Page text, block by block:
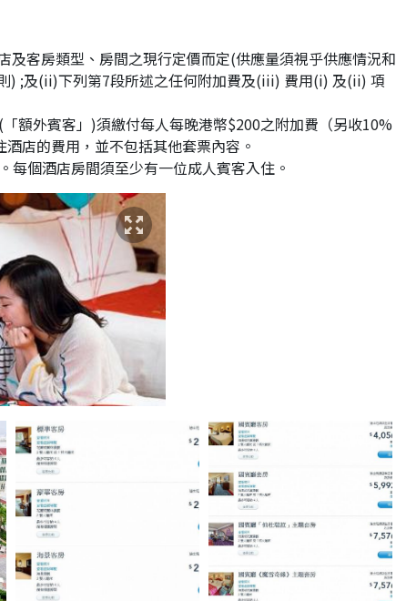
及客房類型、房間之現行定價而定(供應量須視乎供應情況和
) ;及(ii)下列第7段所述之任何附加費及(iii) 費用(i) 及(ii) 項
額外賓客」)須繳付每人每晚港幣$200之附加費（另收10%
店的費用，並不包括其他套票內容。
每個酒店房間須至少有一位成人賓客入住。